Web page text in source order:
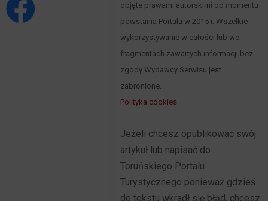
objęte prawami autorskimi od momentu
powstania Portalu w 2015 r. Wszelkie
wykorzystywanie w całości lub we
fragmentach zawartych informacji bez
zgody Wydawcy Serwisu jest
zabronione.
Polityka cookies
Jeżeli chcesz opublikować swój
artykuł lub napisać do
Toruńskiego Portalu
Turystycznego ponieważ gdzieś
do tekstu wkradł się błąd, chcesz